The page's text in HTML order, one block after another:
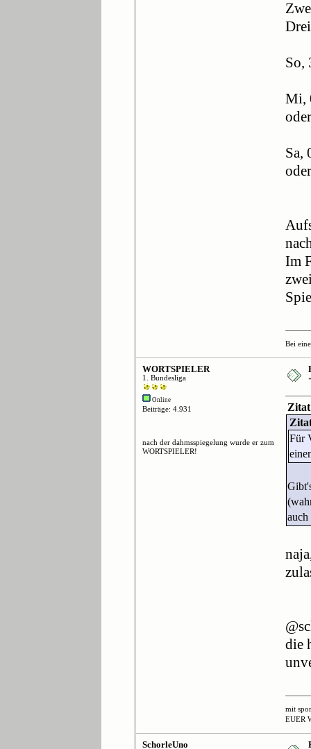
So,
Mi,
Sa,
Im
Bei
WORTSPIELER
1. Bundesliga
Online
Beiträge: 4.931
nach der dahmsspiegelung wurde er zum
WORTSPIELER!
Zitat
Für
die
mit
EUER
SchorleUno